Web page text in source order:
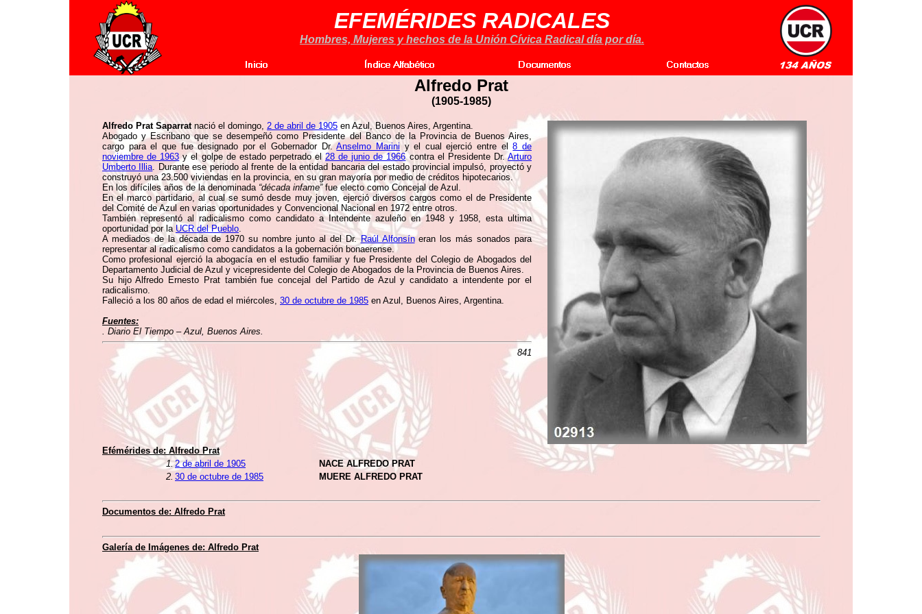
EFEMÉRIDES RADICALES
Hombres, Mujeres y hechos de la Unión Cívica Radical día por día.
Alfredo Prat
(1905-1985)
Alfredo Prat Saparratnació el domingo, 2 de abril de 1905 en Azul, Buenos Aires, Argentina.
Abogado y Escribano que se desempeñó como Presidente del Banco de la Provincia de Buenos Aires,
cargo para el que fue designado por el Gobernador Dr.Anselmo Mariniy el cual ejerció entre el8 de
noviembre de 1963y el golpe de estado perpetrado el28 de junio de 1966contra el Presidente Dr.Arturo
Umberto Illia. Durante ese periodo al frente de la entidad bancaria del estado provincial impulsó, proyectó y
construyó una 23.500 viviendas en la provincia, en su gran mayoría por medio de créditos hipotecarios.
En los difíciles años de la denominada “década infame”fue electo como Concejal de Azul.
En el marco partidario, al cual se sumó desde muy joven, ejerció diversos cargos como el de Presidente
del Comité de Azul en varias oportunidades y Convencional Nacional en 1972 entre otros.
También representó al radicalismo como candidato a Intendente azuleño en 1948 y 1958, esta ultima
oportunidad por la UCR del Pueblo.
A mediados de la década de 1970 su nombre junto al del Dr. Raúl Alfonsíneran los más sonados para
representar al radicalismo como candidatos a la gobernación bonaerense.
Como profesional ejerció la abogacía en el estudio familiar y fue Presidente del Colegio de Abogados del
Departamento Judicial de Azul y vicepresidente del Colegio de Abogados de la Provincia de Buenos Aires.
Su hijo Alfredo Ernesto Prat también fue concejal del Partido de Azul y candidato a intendente por el
radicalismo.
Falleció a los 80 años de edad el miércoles, 30 de octubre de 1985 en Azul, Buenos Aires, Argentina.
Fuentes:
. Diario El Tiempo – Azul, Buenos Aires.
841
Efémérides de: Alfredo Prat
1.2 de abril de 1905
NACE ALFREDO PRAT
2. 30 de octubre de 1985 MUERE ALFREDO PRAT
Documentos de: Alfredo Prat
Galería de Imágenes de: Alfredo Prat